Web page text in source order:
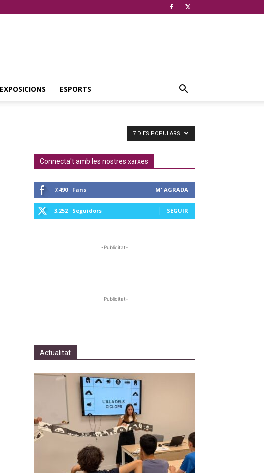
EXPOSICIONS ESPORTS
7 DIES POPULARS
Connecta't amb les nostres xarxes
7,490 Fans M' AGRADA
3,252 Seguidors SEGUIR
-Publicitat-
-Publicitat-
Actualitat